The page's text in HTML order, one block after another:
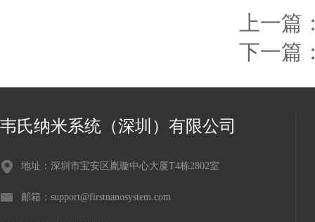
上一篇
下一篇
韦氏纳米系统（深圳）有限公司
地址：深圳市宝安区胤璇中心大厦T4栋2802室
邮箱：support@firstnanosystem.com